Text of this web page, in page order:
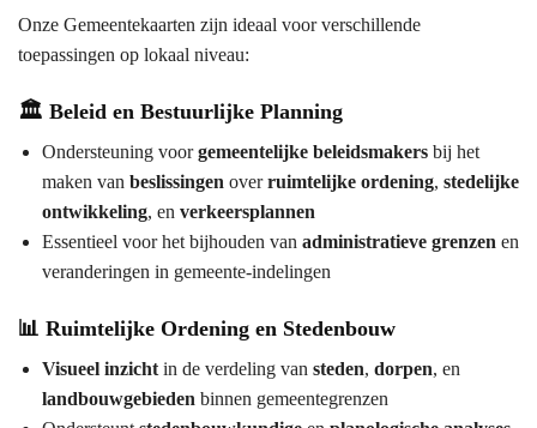
Onze Gemeentekaarten zijn ideaal voor verschillende
toepassingen op lokaal niveau:
🏛️ Beleid en Bestuurlijke Planning
Ondersteuning voorgemeentelijke beleidsmakers bij het
maken van beslissingen overruimtelijke ordening, stedelijke
ontwikkeling, en verkeersplannen
Essentieel voor het bijhouden van administratieve grenzen en
veranderingen in gemeente-indelingen
📊 Ruimtelijke Ordening en Stedenbouw
Visueel inzicht in de verdeling van steden, dorpen, en
landbouwgebieden binnen gemeentegrenzen